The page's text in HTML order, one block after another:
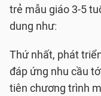
trẻ mẫu giáo 3-5
dung như:
Thứ nhất, phát
đáp ứng nhu cầu
tiên chương trình